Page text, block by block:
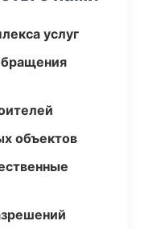
услуг
объектов